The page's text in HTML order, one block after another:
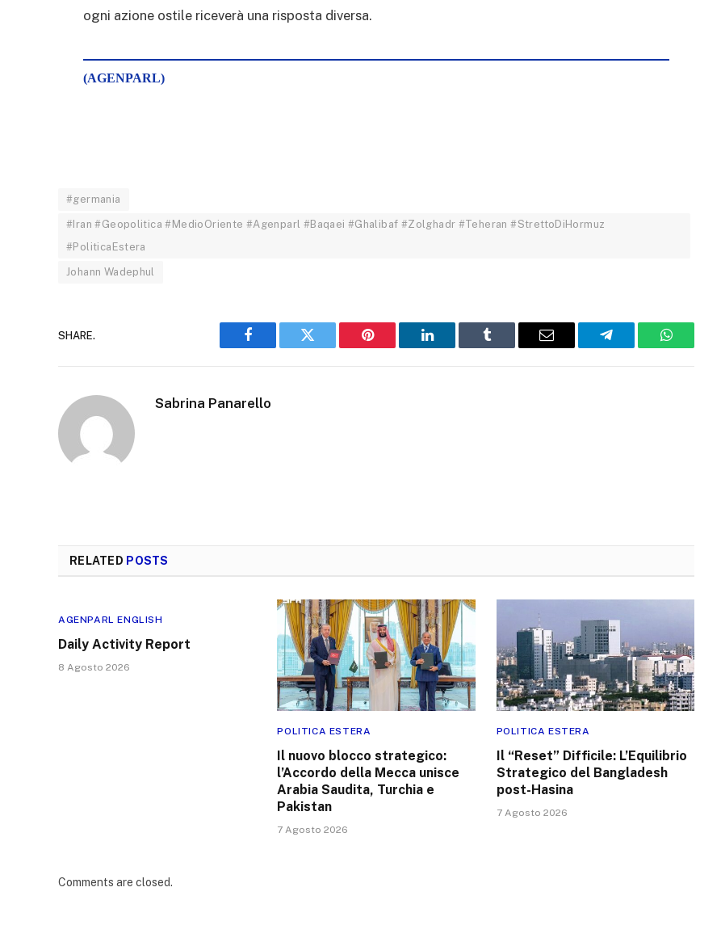
ogni azione ostile riceverà una risposta diversa.
(AGENPARL)
#germania
#Iran #Geopolitica #MedioOriente #Agenparl #Baqaei #Ghalibaf #Zolghadr #Teheran #StrettoDiHormuz
#PoliticaEstera
Johann Wadephul
SHARE.
Facebook Twitter Pinterest LinkedIn Tumblr Email Telegram WhatsApp
Sabrina Panarello
RELATED POSTS
AGENPARL ENGLISH
Daily Activity Report
8 Agosto 2026
POLITICA ESTERA
Il nuovo blocco strategico:
l’Accordo della Mecca unisce
Arabia Saudita, Turchia e
Pakistan
7 Agosto 2026
POLITICA ESTERA
Il “Reset” Difficile: L’Equilibrio
Strategico del Bangladesh
post-Hasina
7 Agosto 2026
Comments are closed.